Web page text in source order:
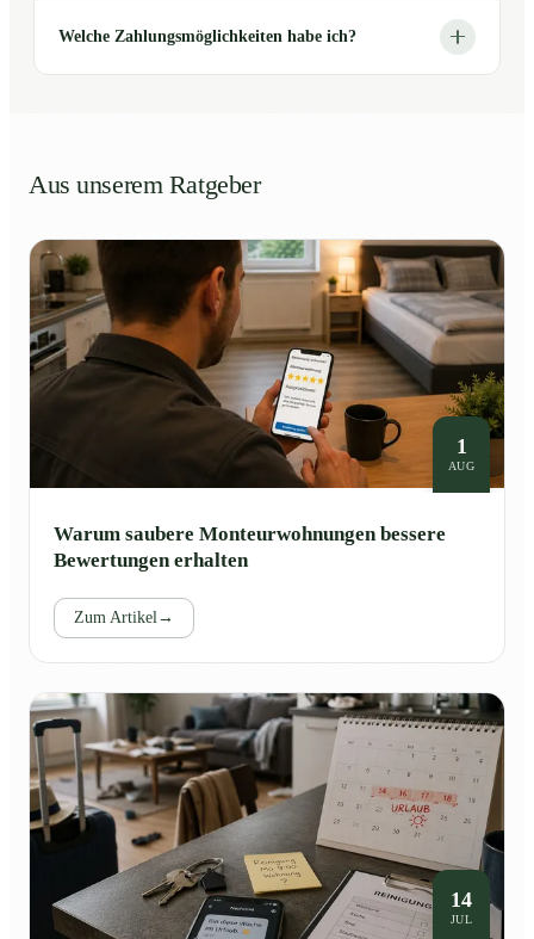
Welche Zahlungsmöglichkeiten habe ich?
Aus unserem Ratgeber
1
AUG
Warum saubere Monteurwohnungen bessere
Bewertungen erhalten
Zum Artikel →
14
JUL